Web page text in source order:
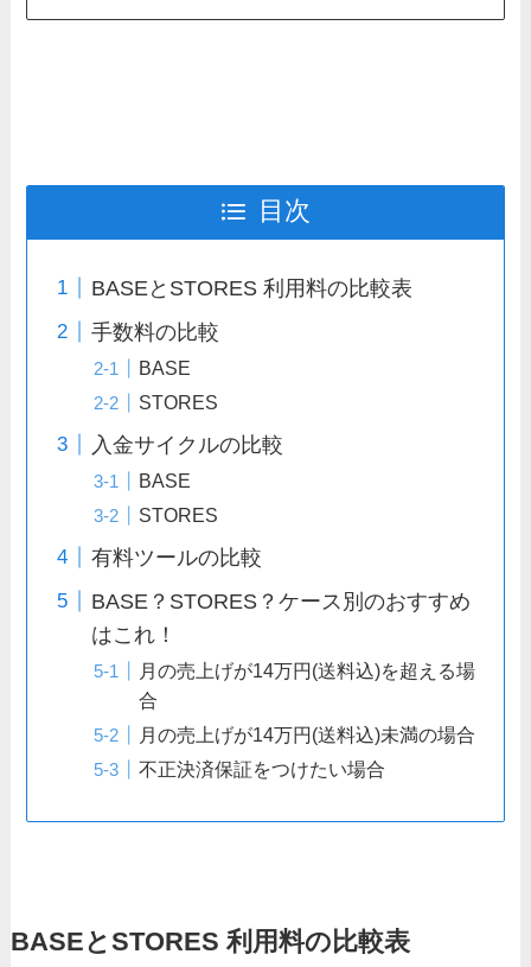
目次
BASEとSTORES 利用料の比較表
手数料の比較
BASE
STORES
入金サイクルの比較
BASE
STORES
有料ツールの比較
BASE？STORES？ケース別のおすすめ
はこれ！
月の売上げが14万円(送料込)を超える場
合
月の売上げが14万円(送料込)未満の場合
不正決済保証をつけたい場合
BASEとSTORES 利用料の比較表